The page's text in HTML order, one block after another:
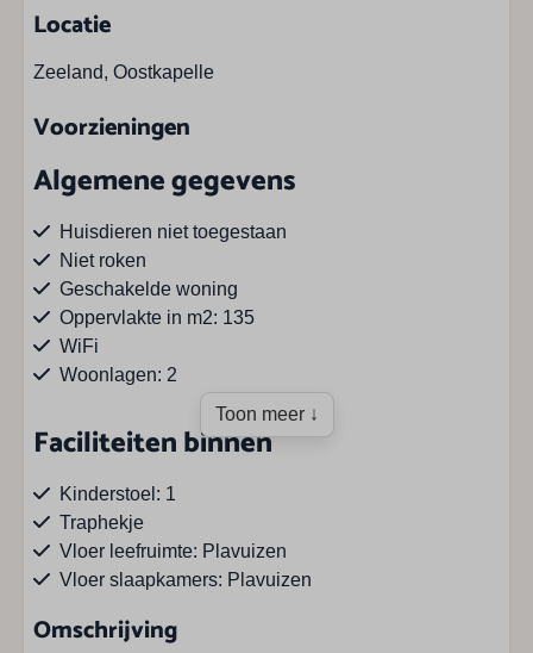
Locatie
Zeeland, Oostkapelle
Voorzieningen
Algemene gegevens
Huisdieren niet toegestaan
Niet roken
Geschakelde woning
Oppervlakte in m2: 135
WiFi
Woonlagen: 2
Faciliteiten binnen
Kinderstoel: 1
Traphekje
Vloer leefruimte: Plavuizen
Vloer slaapkamers: Plavuizen
Wasmachine
Toon meer ↓
Omschrijving